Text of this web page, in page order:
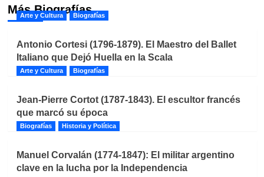
Más Biografías
Arte y Cultura Biografías
Antonio Cortesi (1796-1879). El Maestro del Ballet
Italiano que Dejó Huella en la Scala
Arte y Cultura Biografías
Jean-Pierre Cortot (1787-1843). El escultor francés
que marcó su época
Biografías Historia y Política
Manuel Corvalán (1774-1847): El militar argentino
clave en la lucha por la Independencia